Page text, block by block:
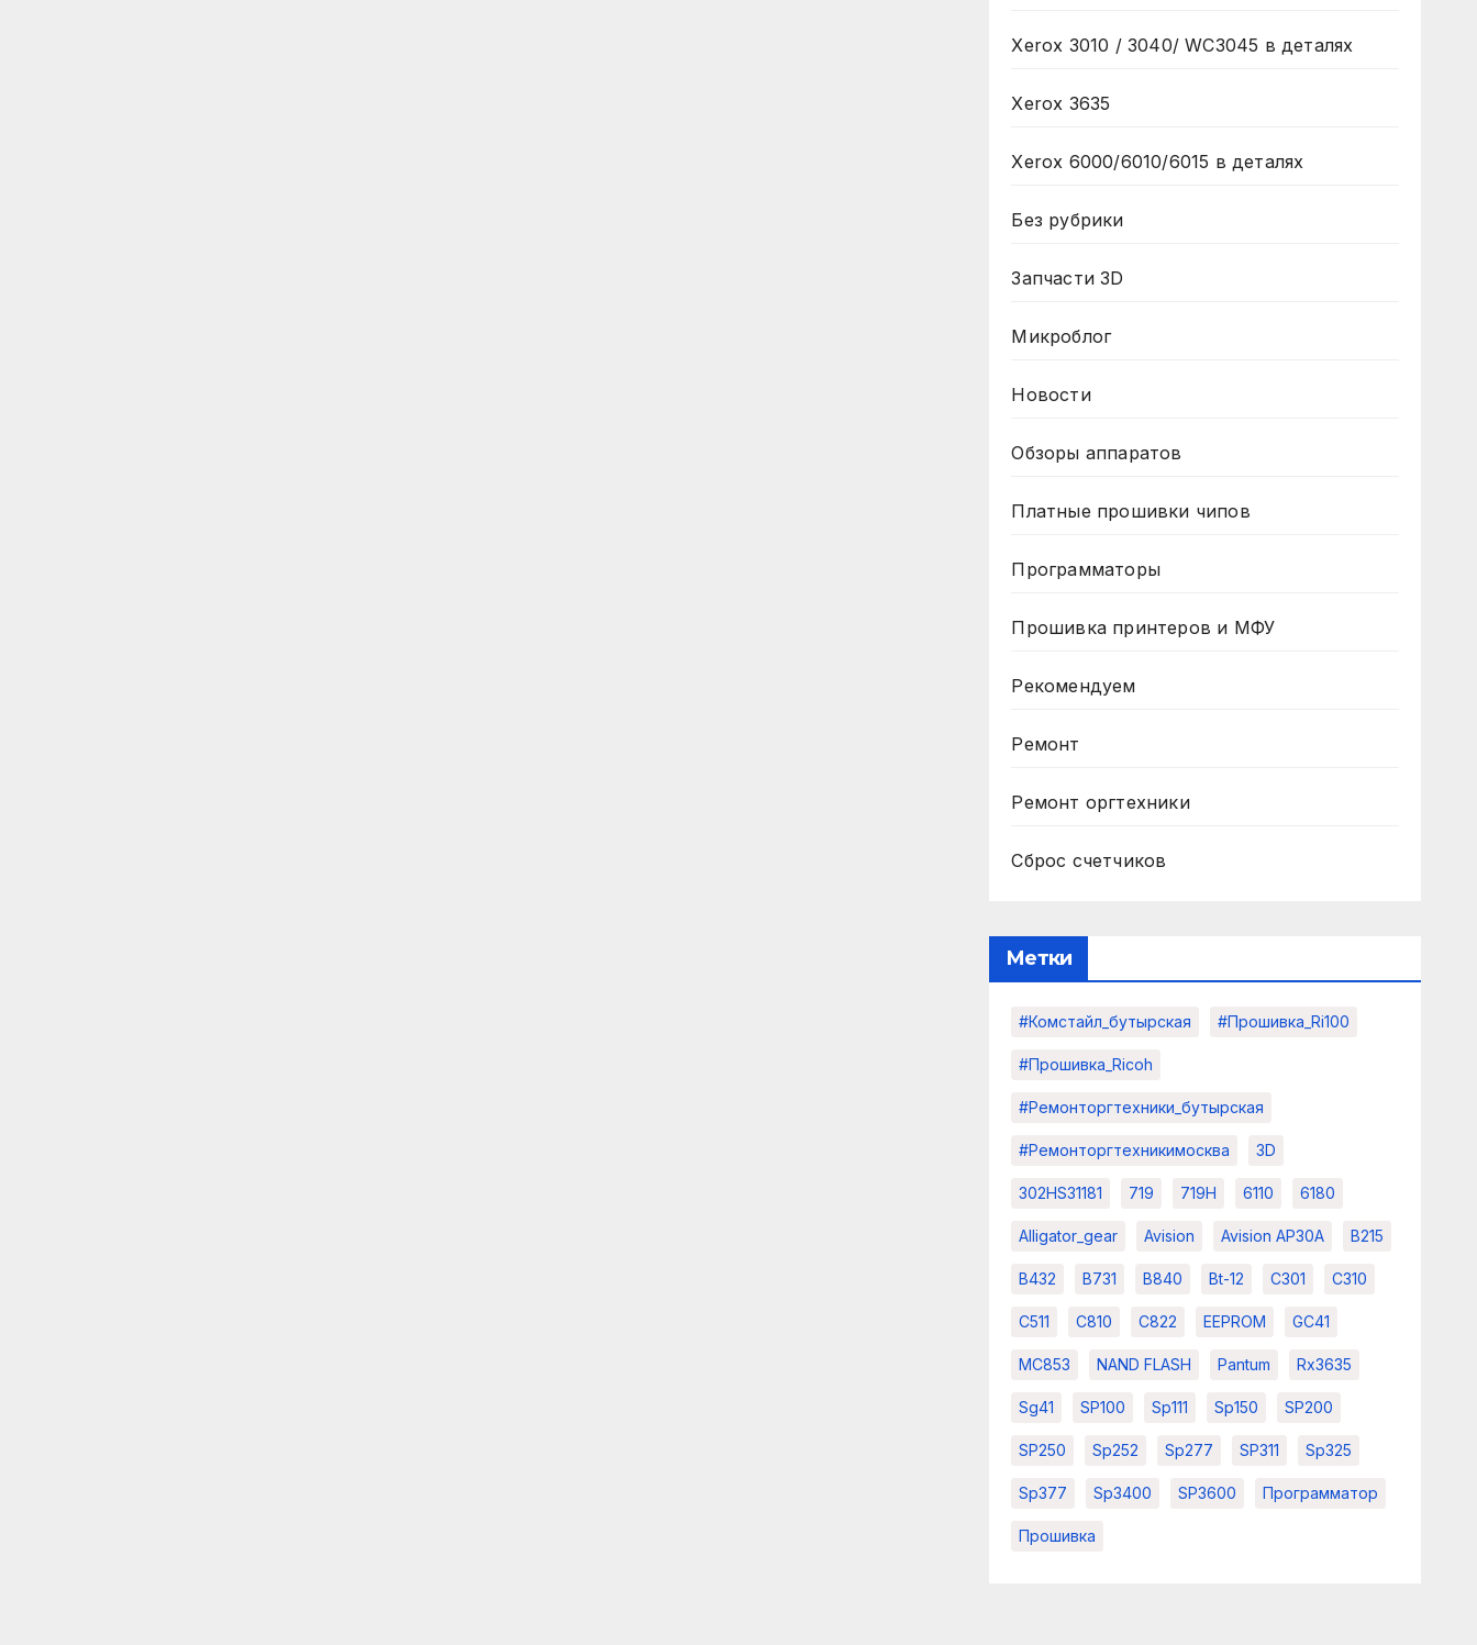
Xerox 3010 / 3040/ WC3045 в деталях
Xerox 3635
Xerox 6000/6010/6015 в деталях
Без рубрики
Запчасти 3D
Микроблог
Новости
Обзоры аппаратов
Платные прошивки чипов
Программаторы
Прошивка принтеров и МФУ
Рекомендуем
Ремонт
Ремонт оргтехники
Сброс счетчиков
Метки
#комстайл_бутырская #прошивка_Ri100
#прошивка_Ricoh
#ремонторгтехники_бутырская
#ремонторгтехникимосква 3D
302HS31181 719 719H 6110 6180
Alligator_gear Avision Avision AP30A B215
B432 B731 B840 Bt-12 C301 C310
C511 C810 C822 EEPROM GC41
MC853 NAND FLASH Pantum Rx3635
Sg41 SP100 Sp111 Sp150 SP200
SP250 Sp252 Sp277 SP311 Sp325
Sp377 Sp3400 SP3600 Программатор
Прошивка